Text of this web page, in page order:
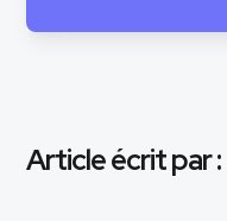
Article écrit par :